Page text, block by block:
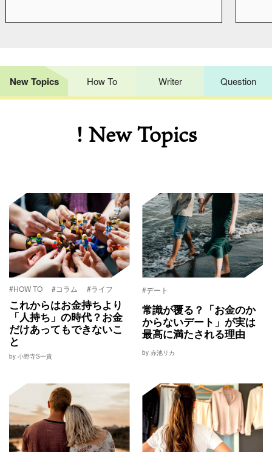
New Topics How To Writer Question
! New Topics
#HOW TO #コラム #ライフ
これからはお金持ちより
「人持ち」の時代？お金
だけあってもできないこ
と
by 小野寺S一貴
#デート
常識が覆る？「お金のか
からないデート」が実は
最高に満たされる理由
by 赤池リカ